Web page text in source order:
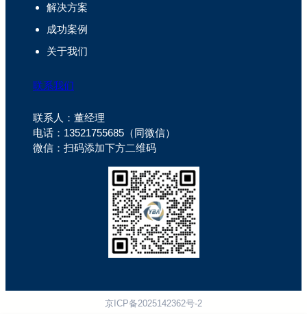
解决方案
成功案例
关于我们
联系我们
联系人：董经理
电话：13521755685（同微信）
微信：扫码添加下方二维码
京ICP备2025142362号-2